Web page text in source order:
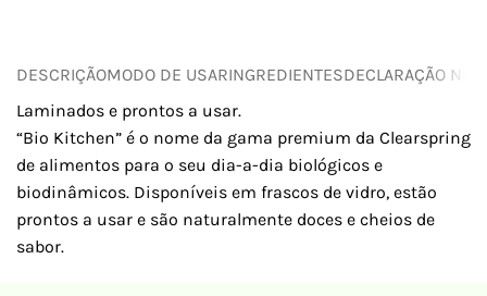
DESCRIÇÃOMODO DE USARINGREDIENTESDECLARAÇÃO
Laminados e prontos a usar.
“Bio Kitchen” é o nome da gama premium da Clearspring
de alimentos para o seu dia-a-dia biológicos e
biodinâmicos. Disponíveis em frascos de vidro, estão
prontos a usar e são naturalmente doces e cheios de
sabor.